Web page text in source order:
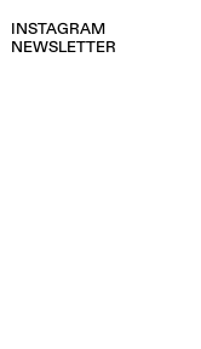
INSTAGRAM
NEWSLETTER